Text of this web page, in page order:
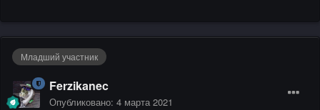
Младший участник
Ferzikanec
Опубликовано: 4 марта 2021